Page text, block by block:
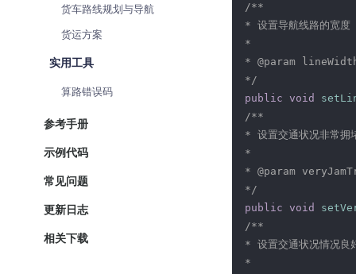
货车路线规划与导航
货运方案
实用工具
算路错误码
参考手册
示例代码
常见问题
更新日志
相关下载
/**
* 设置导航线路的宽度
*
* @param
*/
public void
/**
* 设置交通状况非常拥
*
* @param
*/
public void
/**
* 设置交通状况情况良
*